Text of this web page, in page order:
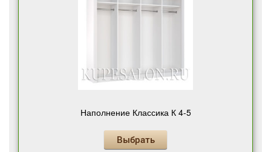
Наполнение Классика К 4-5
Выбрать